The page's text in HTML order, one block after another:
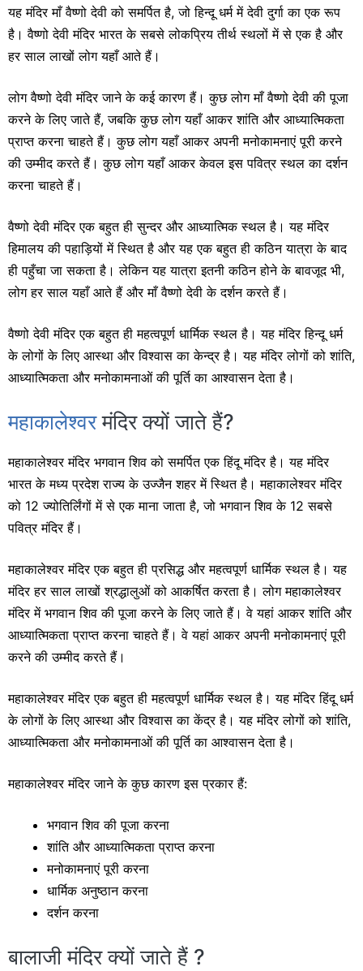
यह मंदिर माँ वैष्णो देवी को समर्पित है, जो हिन्दू धर्म में देवी दुर्गा का एक रूप
है। वैष्णो देवी मंदिर भारत के सबसे लोकप्रिय तीर्थ स्थलों में से एक है और
हर साल लाखों लोग यहाँ आते हैं।
लोग वैष्णो देवी मंदिर जाने के कई कारण हैं। कुछ लोग माँ वैष्णो देवी की पूजा
करने के लिए जाते हैं, जबकि कुछ लोग यहाँ आकर शांति और आध्यात्मिकता
प्राप्त करना चाहते हैं। कुछ लोग यहाँ आकर अपनी मनोकामनाएं पूरी करने
की उम्मीद करते हैं। कुछ लोग यहाँ आकर केवल इस पवित्र स्थल का दर्शन
करना चाहते हैं।
वैष्णो देवी मंदिर एक बहुत ही सुन्दर और आध्यात्मिक स्थल है। यह मंदिर
हिमालय की पहाड़ियों में स्थित है और यह एक बहुत ही कठिन यात्रा के बाद
ही पहुँचा जा सकता है। लेकिन यह यात्रा इतनी कठिन होने के बावजूद भी,
लोग हर साल यहाँ आते हैं और माँ वैष्णो देवी के दर्शन करते हैं।
वैष्णो देवी मंदिर एक बहुत ही महत्वपूर्ण धार्मिक स्थल है। यह मंदिर हिन्दू धर्म
के लोगों के लिए आस्था और विश्वास का केन्द्र है। यह मंदिर लोगों को शांति,
आध्यात्मिकता और मनोकामनाओं की पूर्ति का आश्वासन देता है।
महाकालेश्वरमंदिर क्यों जाते हैं?
महाकालेश्वर मंदिर भगवान शिव को समर्पित एक हिंदू मंदिर है। यह मंदिर
भारत के मध्य प्रदेश राज्य के उज्जैन शहर में स्थित है। महाकालेश्वर मंदिर
को 12 ज्योतिर्लिंगों में से एक माना जाता है, जो भगवान शिव के 12 सबसे
पवित्र मंदिर हैं।
महाकालेश्वर मंदिर एक बहुत ही प्रसिद्ध और महत्वपूर्ण धार्मिक स्थल है। यह
मंदिर हर साल लाखों श्रद्धालुओं को आकर्षित करता है। लोग महाकालेश्वर
मंदिर में भगवान शिव की पूजा करने के लिए जाते हैं। वे यहां आकर शांति और
आध्यात्मिकता प्राप्त करना चाहते हैं। वे यहां आकर अपनी मनोकामनाएं पूरी
करने की उम्मीद करते हैं।
महाकालेश्वर मंदिर एक बहुत ही महत्वपूर्ण धार्मिक स्थल है। यह मंदिर हिंदू धर्म
के लोगों के लिए आस्था और विश्वास का केंद्र है। यह मंदिर लोगों को शांति,
आध्यात्मिकता और मनोकामनाओं की पूर्ति का आश्वासन देता है।
महाकालेश्वर मंदिर जाने के कुछ कारण इस प्रकार हैं:
भगवान शिव की पूजा करना
शांति और आध्यात्मिकता प्राप्त करना
मनोकामनाएं पूरी करना
धार्मिक अनुष्ठान करना
दर्शन करना
बालाजी मंदिर क्यों जाते हैं ?